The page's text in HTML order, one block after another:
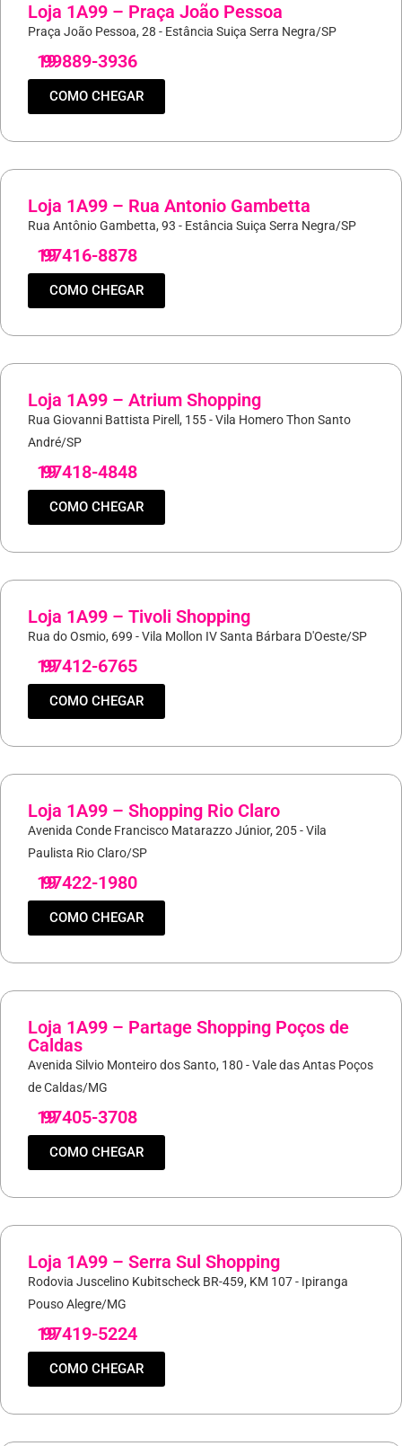
Loja 1A99 – Praça João Pessoa
Praça João Pessoa, 28 - Estância Suiça Serra Negra/SP
19
99889-3936
COMO CHEGAR
Loja 1A99 – Rua Antonio Gambetta
Rua Antônio Gambetta, 93 - Estância Suiça Serra Negra/SP
19
97416-8878
COMO CHEGAR
Loja 1A99 – Atrium Shopping
Rua Giovanni Battista Pirell, 155 - Vila Homero Thon Santo
André/SP
19
97418-4848
COMO CHEGAR
Loja 1A99 – Tivoli Shopping
Rua do Osmio, 699 - Vila Mollon IV Santa Bárbara D'Oeste/SP
19
97412-6765
COMO CHEGAR
Loja 1A99 – Shopping Rio Claro
Avenida Conde Francisco Matarazzo Júnior, 205 - Vila
Paulista Rio Claro/SP
19
97422-1980
COMO CHEGAR
Loja 1A99 – Partage Shopping Poços de
Caldas
Avenida Silvio Monteiro dos Santo, 180 - Vale das Antas Poços
de Caldas/MG
19
97405-3708
COMO CHEGAR
Loja 1A99 – Serra Sul Shopping
Rodovia Juscelino Kubitscheck BR-459, KM 107 - Ipiranga
Pouso Alegre/MG
19
97419-5224
COMO CHEGAR